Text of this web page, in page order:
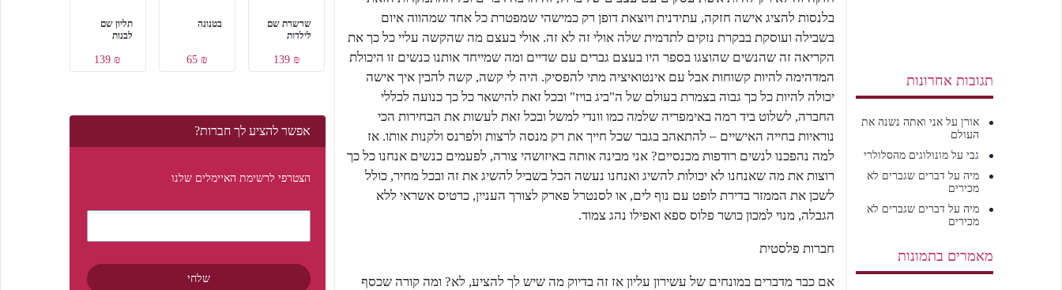
תליון שם
לבנות
₪ 139
בטנונה
₪ 65
שרשרת שם
לילדות
₪ 139
אפשר להציע לך חברות?
הצטרפי לרשימת האיימלים שלנו
בלנסות להציג אישה חזקה, עתידנית ויוצאת דופן רק כמישהי שמפטרת כל אחד שמהווה איום
בשבילה ועוסקת בבקרת נזקים לתדמית שלה אולי זה לא זה. אולי בעצם מה שהקשה עליי כל כך את
הקריאה זה שהנשים שהוצגו בספר היו בעצם גברים עם שדיים ומה שמייחד אותנו כנשים זו היכולת
המדהימה להיות קשוחות אבל עם אינטואיציה מתי להפסיק. היה לי קשה, קשה להבין איך אישה
יכולה להיות כל כך גבוה בצמרת בעולם של ה"ביג בויז" ובכל זאת להישאר כל כך כנועה לכללי
החברה, לשלוט ביד רמה באימפריה שלמה כמו וונדי למשל ובכל זאת לעשות את הבחירות הכי
נוראיות בחייה האישיים – להתאהב בגבר שכל חייך את רק מנסה לרצות ולפרנס ולקנות אותו. אז
למה נהפכנו לנשים רודפות מכנסיים? אני מבינה אותה באיזושהי צורה, לפעמים כנשים אנחנו כל כך
רוצות את מה שאנחנו לא יכולות להשיג ואנחנו נעשה הכל בשביל להשיג את זה ובכל מחיר, כולל
לשכן את הממזר בדירת לופט עם נוף לים, או לסנטרל פארק לצורך העניין, כרטיס אשראי ללא
הגבלה, מנוי למכון כושר פלוס ספא ואפילו נהג צמוד.
חברות פלסטית
אם כבר מדברים במונחים של עשירון עליון אז זה בדיוק מה שיש לך להציע, לא? ומה קורה שכסף
תגובות אחרונות
אורן עלאני ואתה נשנה את
העולם
גבי עלמונולוגים מהסלולרי
מיה על דברים שגברים לא
מכירים
מיה על דברים שגברים לא
מכירים
מאמרים בתמונות